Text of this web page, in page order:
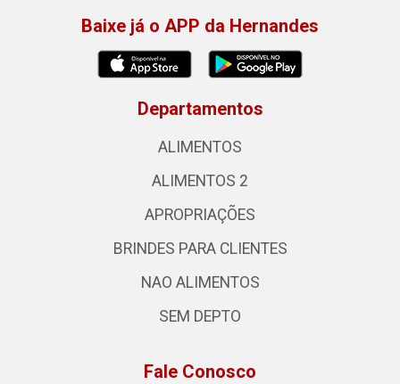
Baixe já o APP da Hernandes
Departamentos
ALIMENTOS
ALIMENTOS 2
APROPRIAÇÕES
BRINDES PARA CLIENTES
NAO ALIMENTOS
SEM DEPTO
Fale Conosco